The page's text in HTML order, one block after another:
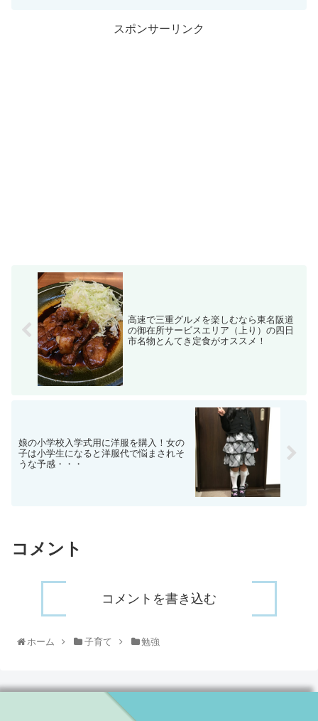
スポンサーリンク
高速で三重グルメを楽しむなら東名阪道
の御在所サービスエリア（上り）の四日
市名物とんてき定食がオススメ！
娘の小学校入学式用に洋服を購入！女の
子は小学生になると洋服代で悩まされそ
うな予感・・・
コメント
コメントを書き込む
ホーム 子育て 勉強